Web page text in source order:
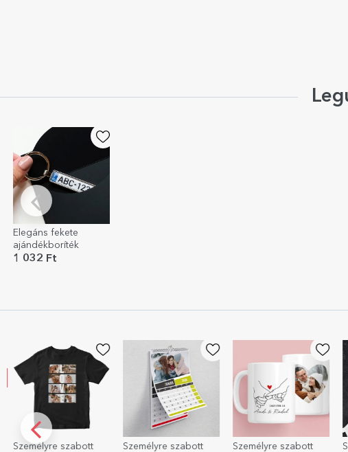
Elegáns fekete
ajándékboríték
1 032 Ft
Személyre szabott
Személyre szabott
Személyre szabott